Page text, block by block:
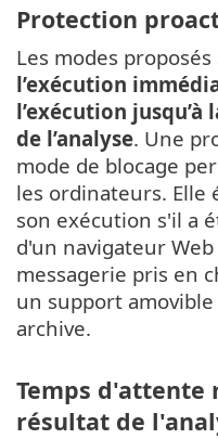
Protection
Les modes
l’exécution
l’exécution
de l’analyse. Une
mode de blocage
les ordinateurs. Elle
son exécution s'il a
d'un navigateur
messagerie pris en
un support
archive.
Temps d'attente
résultat de